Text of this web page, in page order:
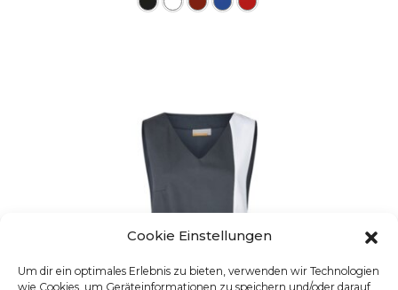
Cookie Einstellungen
Um dir ein optimales Erlebnis zu bieten, verwenden wir Technologien
wie Cookies, um Geräteinformationen zu speichern und/oder darauf